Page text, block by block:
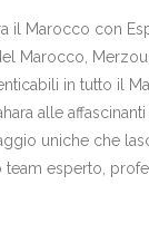
il Marocco con
Marocco,
in tutto il
alle affascinanti
uniche che
esperto,